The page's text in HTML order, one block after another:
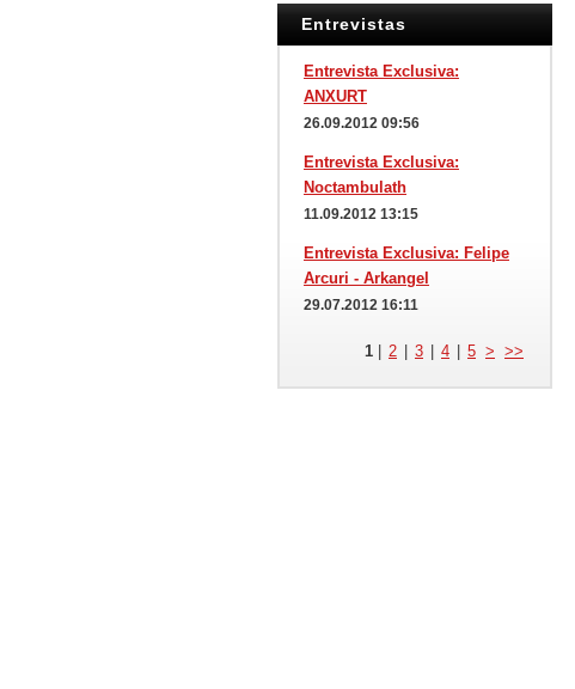
Entrevistas
Entrevista Exclusiva:
ANXURT
26.09.2012 09:56
Entrevista Exclusiva:
Noctambulath
11.09.2012 13:15
Entrevista Exclusiva: Felipe
Arcuri - Arkangel
29.07.2012 16:11
1 2 3 4 5 > >>